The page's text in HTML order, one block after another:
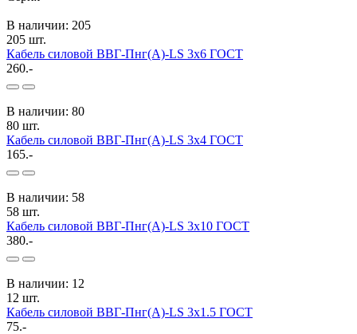
В наличии: 205
205 шт.
Кабель силовой ВВГ-Пнг(А)-LS 3x6 ГОСТ
260.-
В наличии: 80
80 шт.
Кабель силовой ВВГ-Пнг(А)-LS 3x4 ГОСТ
165.-
В наличии: 58
58 шт.
Кабель силовой ВВГ-Пнг(А)-LS 3x10 ГОСТ
380.-
В наличии: 12
12 шт.
Кабель силовой ВВГ-Пнг(А)-LS 3x1.5 ГОСТ
75.-